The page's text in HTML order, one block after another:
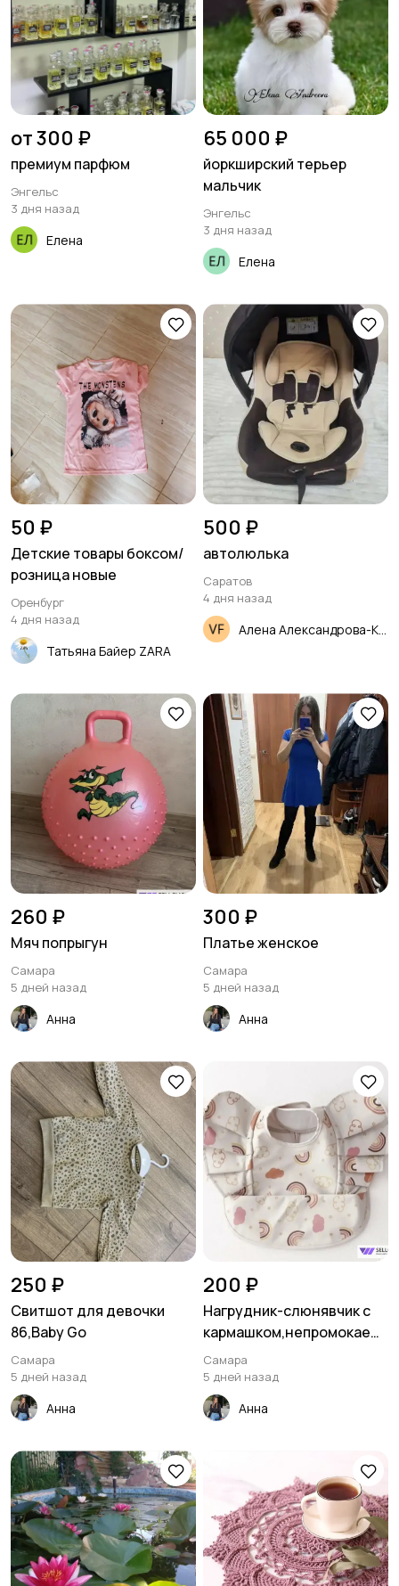
от 300 ₽
премиум парфюм
Энгельс
3 дня назад
Елена
65 000 ₽
йоркширский терьер
мальчик
Энгельс
3 дня назад
Елена
50 ₽
Детские товары боксом/
розница новые
Оренбург
4 дня назад
Татьяна Байер ZARA
500 ₽
автолюлька
Саратов
4 дня назад
260 ₽
Мяч попрыгун
Самара
5 дней назад
Анна
300 ₽
Платье женское
Самара
5 дней назад
Анна
250 ₽
Свитшот для девочки
86,Baby Go
Самара
5 дней назад
Анна
200 ₽
Нагрудник-слюнявчик с
кармашком,непромокаем
ый
Самара
5 дней назад
Анна